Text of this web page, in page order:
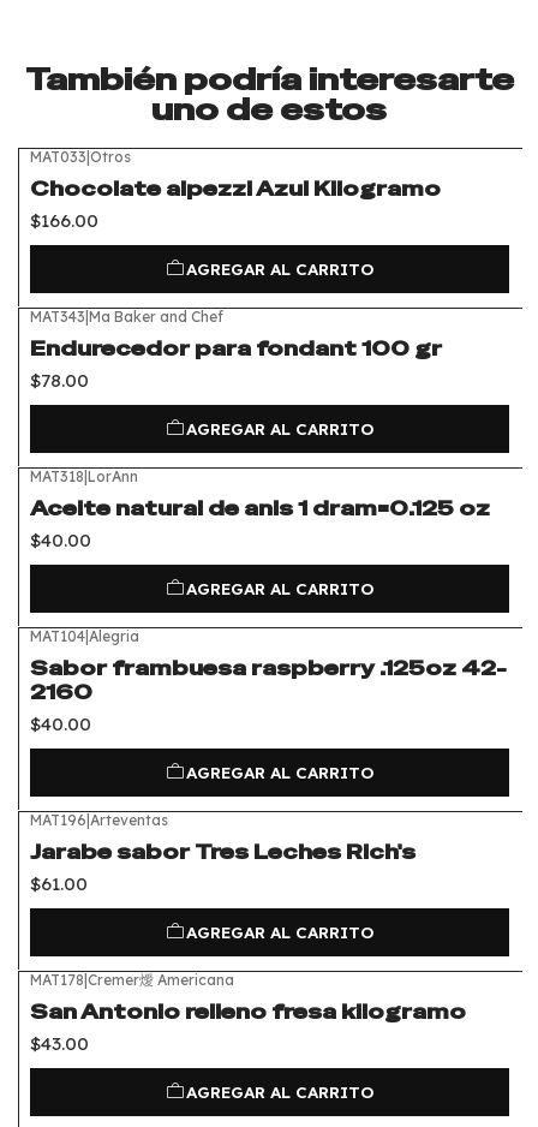
También podría interesarte
uno de estos
MAT033 Otros
Chocolate alpezzi Azul Kilogramo
$166.00
AGREGAR AL CARRITO
MAT343 Ma Baker and Chef
Endurecedor para fondant 100 gr
$78.00
AGREGAR AL CARRITO
MAT318 LorAnn
Aceite natural de anis 1 dram=0.125 oz
$40.00
AGREGAR AL CARRITO
MAT104| Alegria
Sabor frambuesa raspberry .125oz 42-
2160
$40.00
AGREGAR AL CARRITO
MAT196 Arteventas
Jarabe sabor Tres Leches Rich's
$61.00
AGREGAR AL CARRITO
MAT178 Cremer燰 Americana
San Antonio relleno fresa kilogramo
$43.00
AGREGAR AL CARRITO